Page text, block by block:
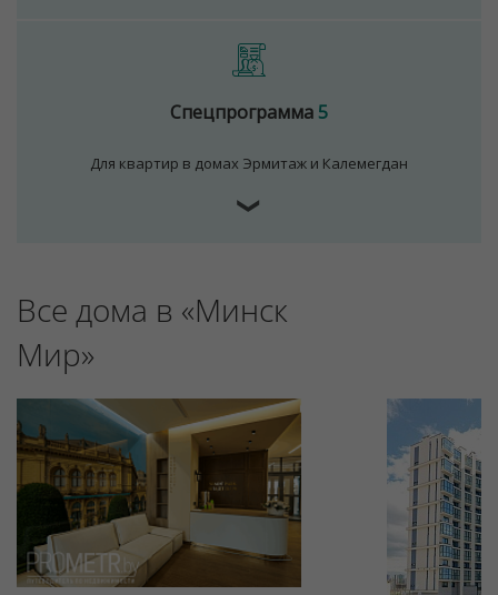
Спецпрограмма5
Для квартир в домах Эрмитаж и Калемегдан
❯
Все дома в «Минск
Мир»
используются cookies